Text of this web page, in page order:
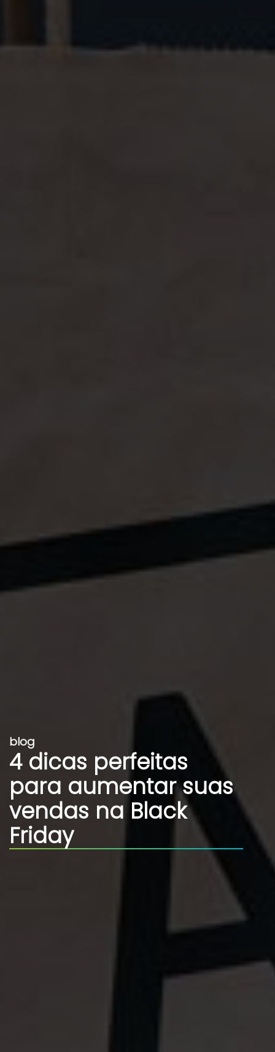
blog
4 dicas perfeitas
para aumentar suas
vendas na Black
Friday